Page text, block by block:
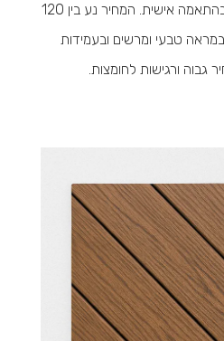
ס"מ, 40×60 ס"מ ולוחות בהתאמה אישית. המחיר נע בין 120
במראה טבעי ומרשים ובעמידות
גבוה ורגישות לחומצות.